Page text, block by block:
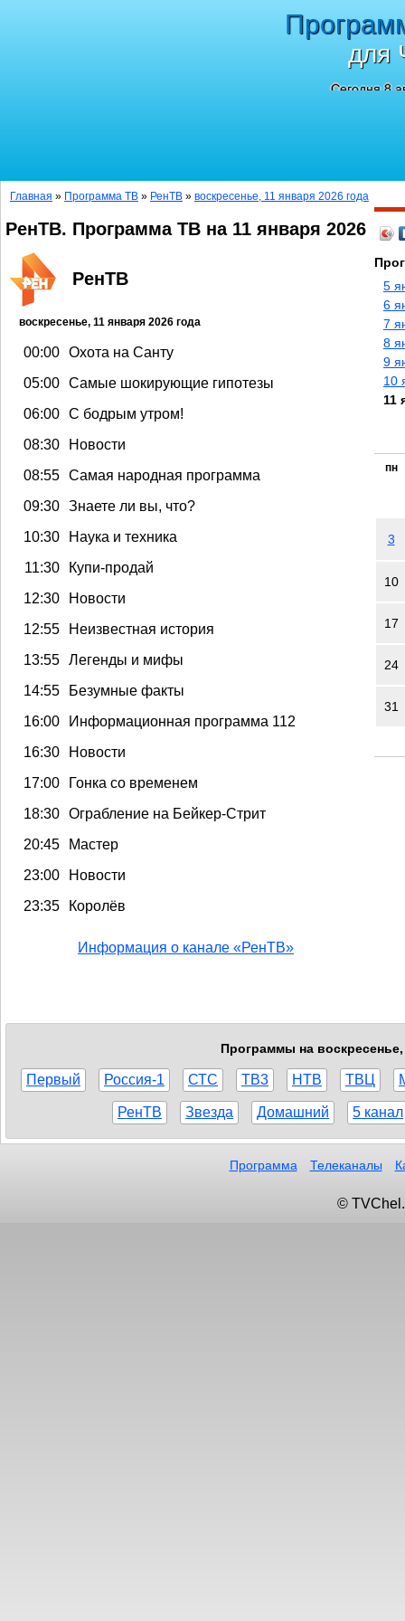
для
Сегодня 8
Главная » Программа ТВ » РенТВ » воскресенье, 11 января 2026 года
РенТВ. Программа ТВ на 11 января 2026
РенТВ
воскресенье, 11 января 2026 года
00:00 Охота на Санту
05:00 Самые шокирующие гипотезы
06:00 С бодрым утром!
08:30
Новости
08:55 Самая народная программа
09:30 Знаете ли вы, что?
10:30
Наука и техника
11:30
Купи-продай
12:30
Новости
12:55
Неизвестная история
13:55 Легенды и мифы
14:55
Безумные факты
16:00
Информационная программа 112
16:30
Новости
17:00
Гонка со временем
18:30 Ограбление на Бейкер-Стрит
20:45
Мастер
23:00
Новости
23:35
Королёв
Информация о канале «РенТВ»
5
6
7
8
9
10
11
пн
3
10
17
24
31
Программы на воскресенье,
Первый Россия-1 СТС ТВ3 НТВ ТВЦ
РенТВ Звезда Домашний 5 канал
Программа Телеканалы
©